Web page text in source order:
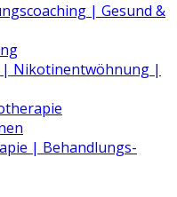
| Gesund &
| Nikotinentwöhnung |
| Behandlungs-